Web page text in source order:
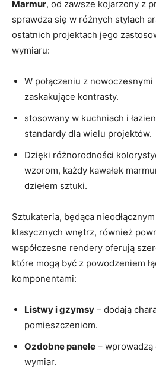
Marmur, od zawsze kojarzony z
sprawdza się w różnych stylach
ostatnich projektach jego
wymiaru:
W połączeniu z
zaskakujące kontrasty.
stosowany w kuchniach i
standardy dla wielu projektów.
Dzięki różnorodności
wzorom, każdy kawałek
dziełem sztuki.
Sztukateria, będąca
klasycznych wnętrz, również
współczesne rendery oferują
które mogą być z powodzeniem
komponentami:
Listwy i gzymsy – dodają
pomieszczeniom.
Ozdobne panele – wprowadzą
wymiar.